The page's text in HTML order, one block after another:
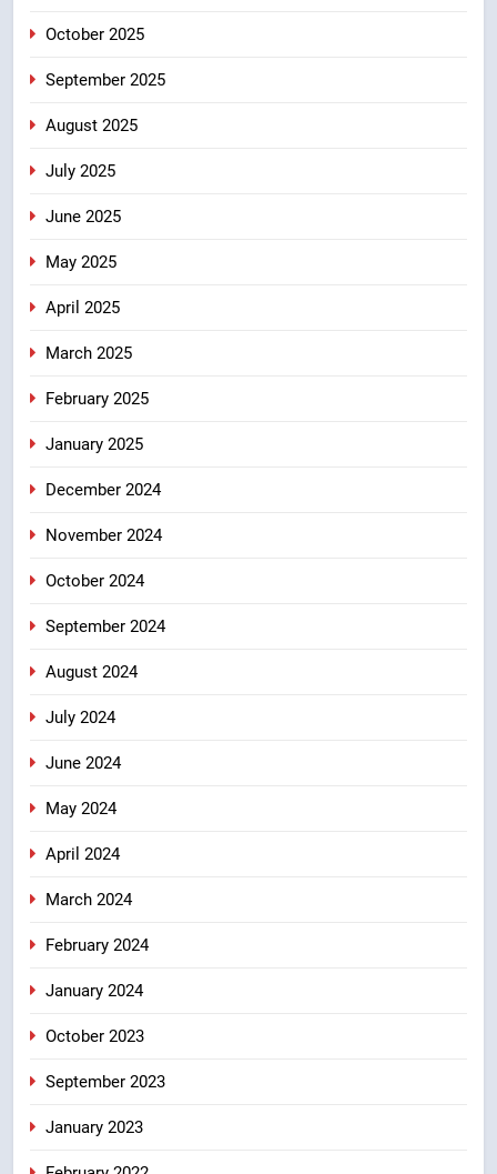
October 2025
September 2025
August 2025
July 2025
June 2025
May 2025
April 2025
March 2025
February 2025
January 2025
December 2024
November 2024
October 2024
September 2024
August 2024
July 2024
June 2024
May 2024
April 2024
March 2024
February 2024
January 2024
October 2023
September 2023
January 2023